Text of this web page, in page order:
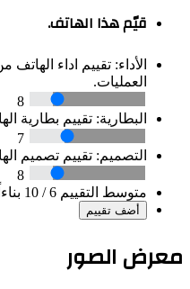
قيّم هذا الهاتف.
الأداء: تقييم اداء الهاتف من
العمليات.
البطارية: تقييم بطارية
التصميم: تقييم تصميم
متوسط التقييم 6/ 10 بناءاً على إختياراتك
الصور